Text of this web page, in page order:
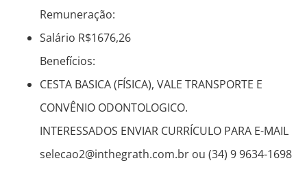
Remuneração:
Salário R$1676,26
Benefícios:
CESTA BASICA (FÍSICA), VALE TRANSPORTE E
CONVÊNIO ODONTOLOGICO.
INTERESSADOS ENVIAR CURRÍCULO PARA E-MAIL
selecao2@inthegrath.com.br ou (34) 9 9634-1698